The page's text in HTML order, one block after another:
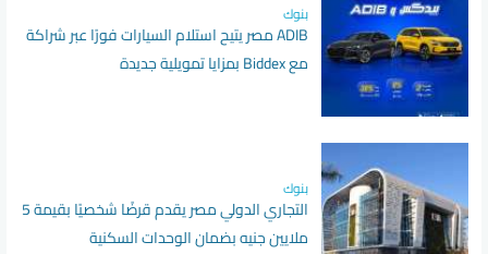
بنوك
ADIB مصر يتيح استلام السيارات فورًا عبر شراكة
مع Biddex بمزايا تمويلية جديدة
بنوك
التجاري الدولي مصر يقدم قرضًا شخصيًا بقيمة 5
ملايين جنيه بضمان الوحدات السكنية